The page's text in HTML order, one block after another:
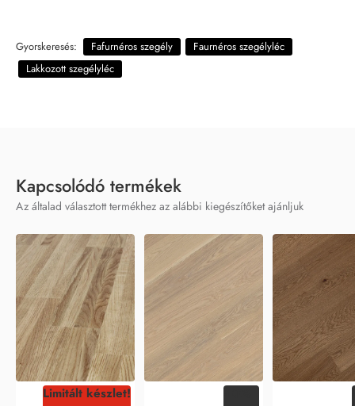
Gyorskeresés: Fafurnéros szegély
Faurnéros szegélyléc
Lakkozott szegélyléc
Kapcsolódó termékek
Az általad választott termékhez az alábbi kiegészítőket ajánljuk
Limitált készlet!
-10%